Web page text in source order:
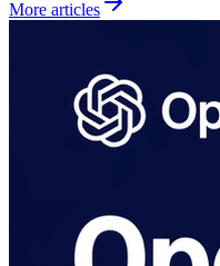
More articles